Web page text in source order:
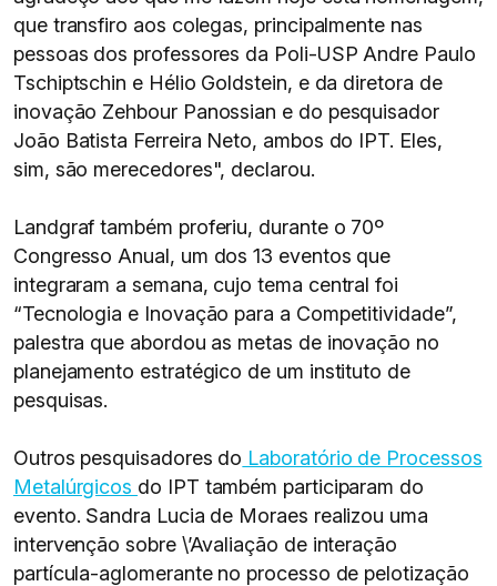
que transfiro aos colegas, principalmente nas
pessoas dos professores da Poli-USP Andre Paulo
Tschiptschin e Hélio Goldstein, e da diretora de
inovação Zehbour Panossian e do pesquisador
João Batista Ferreira Neto, ambos do IPT. Eles,
sim, são merecedores", declarou.
Landgraf também proferiu, durante o 70º
Congresso Anual, um dos 13 eventos que
integraram a semana, cujo tema central foi
“Tecnologia e Inovação para a Competitividade”,
palestra que abordou as metas de inovação no
planejamento estratégico de um instituto de
pesquisas.
Outros pesquisadores do Laboratório de Processos
Metalúrgicos do IPT também participaram do
evento. Sandra Lucia de Moraes realizou uma
intervenção sobre \’Avaliação de interação
partícula-aglomerante no processo de pelotização